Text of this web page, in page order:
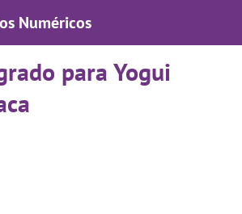
Numéricos
para Yogui